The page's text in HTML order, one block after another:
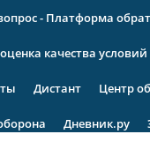
- Платформа
качества условий
Дистант Центр
Дневник.ру